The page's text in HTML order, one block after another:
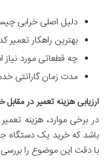
دلیل اصلی خرابی
بهترین راهکار تعمیر
چه قطعاتی مورد
مدت زمان گارانتی
ارزیابی هزینه تعمیر در
در برخی موارد، هزینه
باشد که خرید یک دستگاه
با دقت این موضوع را بررسی